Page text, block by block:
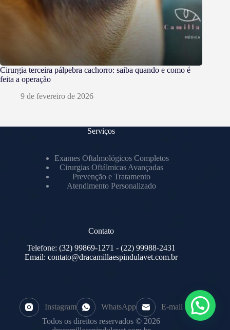
Cirurgia terceira pálpebra cachorro: saiba quando e como é
feita a operação
9 de fevereiro de 2026
Serviços
Exames Oftalmológicos Completos
Cirurgias Oftálmicas Avançadas
Prevenção e Tratamento
Atendimento Personalizado
Contato
Telefone: (32) 99869-1271 - (22) 99988-2431
Email:contato@dracamillaespindulavet.com.br
Instagram WhatsApp
E-mail
Todos os direitos reservados © 2026